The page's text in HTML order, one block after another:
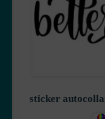
sticker